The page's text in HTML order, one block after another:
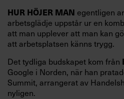
HUR HÖJER MAN egentligen
arbetsglädje uppstår ur en
att man upplever att man kan
att arbetsplatsen känns trygg.
Det tydliga budskapet kom från
Google i Norden, när han
Summit, arrangerat av
nyligen.